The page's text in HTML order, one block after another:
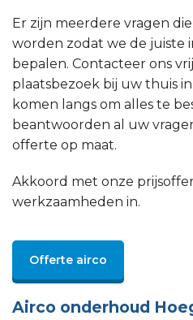
Er zijn meerdere vragen
worden zodat we de juiste
bepalen. Contacteer ons
plaatsbezoek bij uw thuis
komen langs om alles te
beantwoorden al uw
offerte op maat.
Akkoord met onze
werkzaamheden in.
Offerte airco
Airco onderhoud